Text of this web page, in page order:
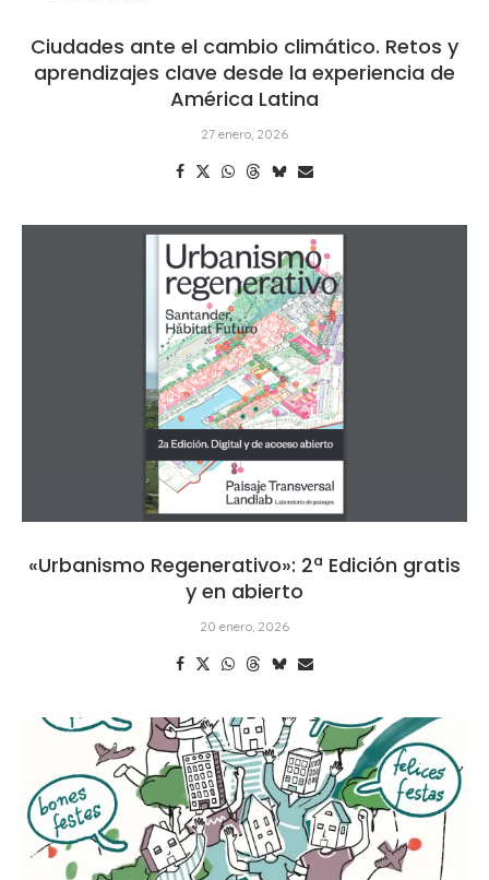
Ciudades ante el cambio climático. Retos y
aprendizajes clave desde la experiencia de
América Latina
27 enero, 2026
«Urbanismo Regenerativo»: 2ª Edición gratis
y en abierto
20 enero, 2026